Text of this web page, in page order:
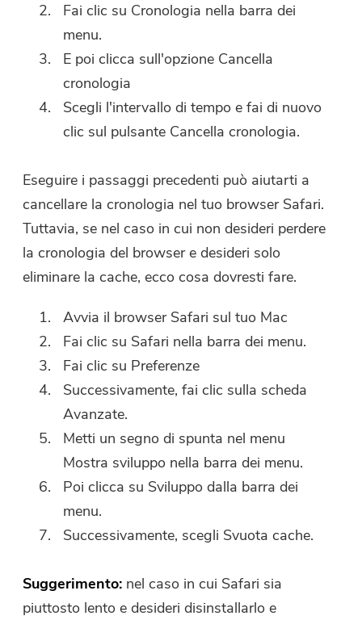
Fai clic su Cronologia nella barra dei
menu.
E poi clicca sull'opzione Cancella
cronologia
Scegli l'intervallo di tempo e fai di nuovo
clic sul pulsante Cancella cronologia.
Eseguire i passaggi precedenti può aiutarti a
cancellare la cronologia nel tuo browser Safari.
Tuttavia, se nel caso in cui non desideri perdere
la cronologia del browser e desideri solo
eliminare la cache, ecco cosa dovresti fare.
Avvia il browser Safari sul tuo Mac
Fai clic su Safari nella barra dei menu.
Fai clic su Preferenze
Successivamente, fai clic sulla scheda
Avanzate.
Metti un segno di spunta nel menu
Mostra sviluppo nella barra dei menu.
Poi clicca su Sviluppo dalla barra dei
menu.
Successivamente, scegli Svuota cache.
Suggerimento: nel caso in cui Safari sia
piuttosto lento e desideri disinstallarlo e